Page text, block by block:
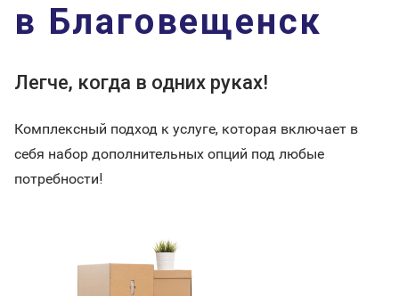
в Благовещенск
Легче, когда в одних руках!
Комплексный подход к услуге, которая включает в
себя набор дополнительных опций под любые
потребности!